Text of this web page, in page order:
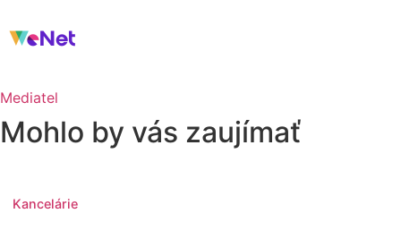
Mediatel
Mohlo by vás zaujímať
Kancelárie